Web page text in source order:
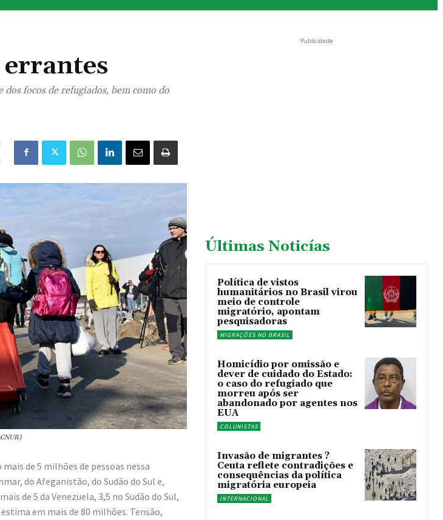
focos de refugiados, bem como do
de 5 milhões de pessoas nessa
do Afeganistão, do Sudão do Sul e,
de 5 da Venezuela, 3,5 no Sudão do Sul,
em mais de 80 milhões. Tensão,
Publicidade
Últimas Noticías
Política de vistos
humanitários no Brasil virou
meio de controle
migratório, apontam
pesquisadoras
MIGRAÇÕES NO BRASIL
Homicídio por omissão e
dever de cuidado do Estado:
o caso do refugiado que
morreu após ser
abandonado por agentes nos
EUA
COLUNISTAS
Invasão de migrantes ?
Ceuta reflete contradições e
consequências da política
migratória europeia
INTERNACIONAL